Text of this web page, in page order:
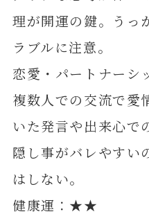
理が開運の鍵。うっ
ラブルに注意。
恋愛・パートナー
複数人での交流で愛
いた発言や出来心で
隠し事がバレやすい
はしない。
健康運：★★